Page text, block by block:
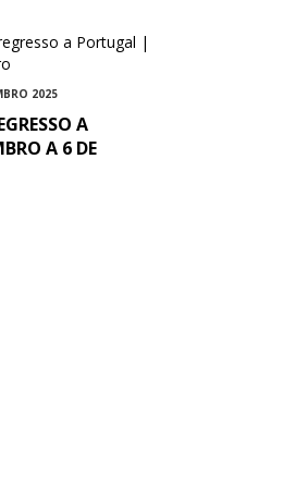
2025
A
A 6 DE